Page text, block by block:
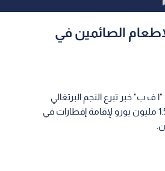
الصائمين في
ف ب" خبر تبرع النجم البرتغالي
كريستيانو رونالدو، بمبلغ 1.5 مليون يورو لإقامة إفطارات في